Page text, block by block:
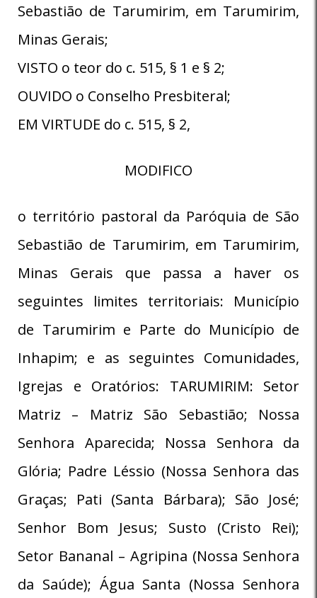
Sebastião de Tarumirim, em Tarumirim,
Minas Gerais;
VISTO o teor do c. 515, § 1 e § 2;
OUVIDO o Conselho Presbiteral;
EM VIRTUDE do c. 515, § 2,
MODIFICO
o território pastoral da Paróquia de São
Sebastião de Tarumirim, em Tarumirim,
Minas Gerais que passa a haver os
seguintes limites territoriais: Município
de Tarumirim e Parte do Município de
Inhapim; e as seguintes Comunidades,
Igrejas e Oratórios: TARUMIRIM: Setor
Matriz – Matriz São Sebastião; Nossa
Senhora Aparecida; Nossa Senhora da
Glória; Padre Léssio (Nossa Senhora das
Graças; Pati (Santa Bárbara); São José;
Senhor Bom Jesus; Susto (Cristo Rei);
Setor Bananal – Agripina (Nossa Senhora
da Saúde); Água Santa (Nossa Senhora